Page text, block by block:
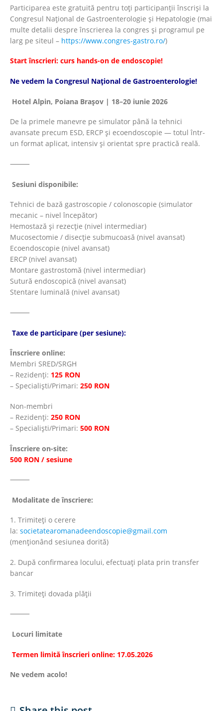
Participarea este gratuită pentru toți participanții înscriși la
Congresul Național de Gastroenterologie și Hepatologie (mai
multe detalii despre înscrierea la congres și programul pe
larg pe siteul – https://www.congres-gastro.ro/)
Start înscrieri: curs hands-on de endoscopie!
Ne vedem la Congresul Național de Gastroenterologie!
Hotel Alpin, Poiana Brașov | 18–20 iunie 2026
De la primele manevre pe simulator până la tehnici
avansate precum ESD, ERCP și ecoendoscopie — totul într-
un format aplicat, intensiv și orientat spre practică reală.
⸻
Sesiuni disponibile:
Tehnici de bază gastroscopie / colonoscopie (simulator
mecanic – nivel începător)
Hemostază și rezecție (nivel intermediar)
Mucosectomie / disecție submucoasă (nivel avansat)
Ecoendoscopie (nivel avansat)
ERCP (nivel avansat)
Montare gastrostomă (nivel intermediar)
Sutură endoscopică (nivel avansat)
Stentare luminală (nivel avansat)
⸻
Taxe de participare (per sesiune):
Înscriere online:
Membri SRED/SRGH
– Rezidenți: 125 RON
– Specialiști/Primari: 250 RON
Non-membri
– Rezidenți: 250 RON
– Specialiști/Primari: 500 RON
Înscriere on-site:
500 RON / sesiune
⸻
Modalitate de înscriere:
1. Trimiteți o cerere
la: societatearomanadeendoscopie@gmail.com
(menționând sesiunea dorită)
2. După confirmarea locului, efectuați plata prin transfer
bancar
3. Trimiteți dovada plății
⸻
Locuri limitate
Termen limită înscrieri online: 17.05.2026
Ne vedem acolo!